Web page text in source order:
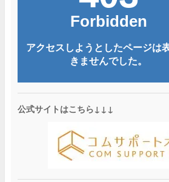
公式サイトはこちら↓↓↓